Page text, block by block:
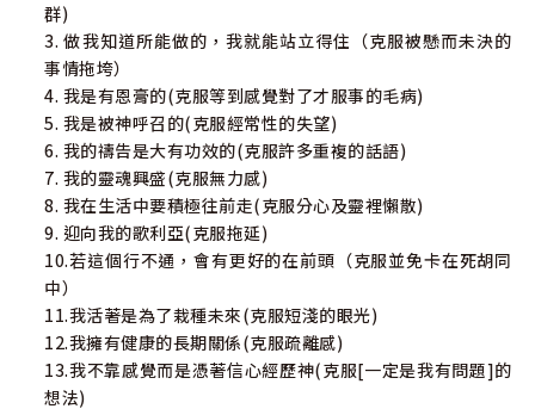
群)
3. 做我知道所能做的，我就能站立得住（克服被懸而未決的
事情拖垮）
4. 我是有恩膏的(克服等到感覺對了才服事的毛病)
5. 我是被神呼召的(克服經常性的失望)
6. 我的禱告是大有功效的(克服許多重複的話語)
7. 我的靈魂興盛(克服無力感)
8. 我在生活中要積極往前走(克服分心及靈裡懶散)
9. 迎向我的歌利亞(克服拖延)
10.若這個行不通，會有更好的在前頭（克服並免卡在死胡同
中）
11.我活著是為了栽種未來(克服短淺的眼光)
12.我擁有健康的長期關係(克服疏離感)
13.我不靠感覺而是憑著信心經歷神(克服[一定是我有問題]的
想法)